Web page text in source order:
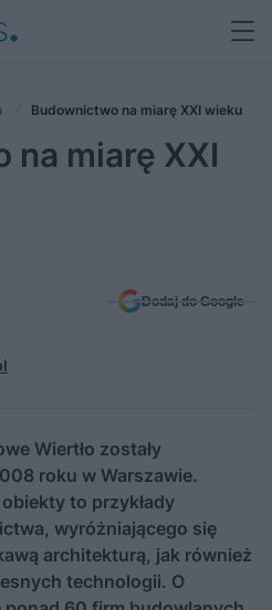
Budownictwo na miarę XXI wieku
na miarę XXI
Dodaj do Google
Wiertło zostały
roku w Warszawie.
to przykłady
wyróżniającego się
architekturą, jak również
technologii. O